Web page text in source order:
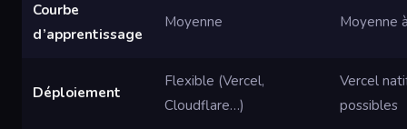
Courbe
d’apprentissage
Moyenne Moyenne
Déploiement
Flexible (Vercel,
Cloudflare…)
Vercel
possibles